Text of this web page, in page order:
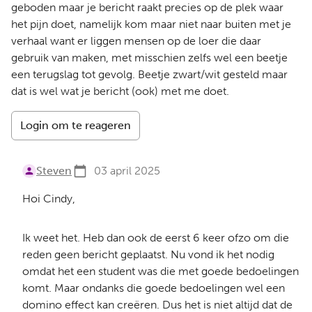
geboden maar je bericht raakt precies op de plek waar
het pijn doet, namelijk kom maar niet naar buiten met je
verhaal want er liggen mensen op de loer die daar
gebruik van maken, met misschien zelfs wel een beetje
een terugslag tot gevolg. Beetje zwart/wit gesteld maar
dat is wel wat je bericht (ook) met me doet.
Login om te reageren
Steven 03 april 2025
Hoi Cindy,
Ik weet het. Heb dan ook de eerst 6 keer ofzo om die
reden geen bericht geplaatst. Nu vond ik het nodig
omdat het een student was die met goede bedoelingen
komt. Maar ondanks die goede bedoelingen wel een
domino effect kan creëren. Dus het is niet altijd dat de